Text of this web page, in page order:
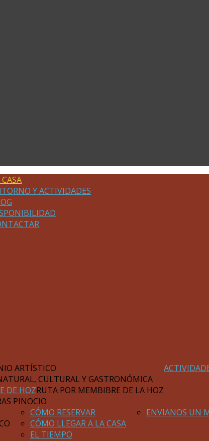
Y ACTIVIDADES
ARTÍSTICO
CULTURAL Y GASTRONÓMICA
DE HOZRUTA POR MEMBIBRE DE LA HOZ
PINOCIO
CÓMO RESERVAR
CÓMO LLEGAR A LA CASA
EL TIEMPO
ENVIANOS UN